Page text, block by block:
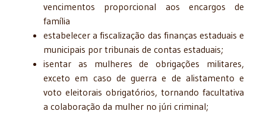
vencimentos proporcional aos encargos de
família
estabelecer a fiscalização das finanças estaduais e
municipais por tribunais de contas estaduais;
isentar as mulheres de obrigações militares,
exceto em caso de guerra e de alistamento e
voto eleitorais obrigatórios, tornando facultativa
a colaboração da mulher no júri criminal;